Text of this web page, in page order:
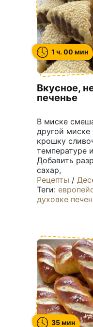
1 ч. 00 мин
Вкусное,
печенье
В миске
другой миске
крошку
температуре
Добавить
сахар,
Рецепты /
Теги:
духовке
35 мин